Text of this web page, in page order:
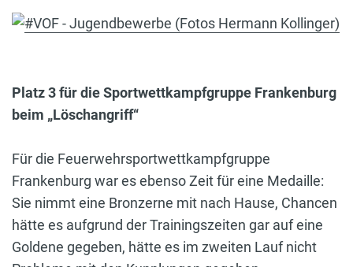
Platz 3 für die Sportwettkampfgruppe Frankenburg
beim „Löschangriff“
Für die Feuerwehrsportwettkampfgruppe
Frankenburg war es ebenso Zeit für eine Medaille:
Sie nimmt eine Bronzerne mit nach Hause, Chancen
hätte es aufgrund der Trainingszeiten gar auf eine
Goldene gegeben, hätte es im zweiten Lauf nicht